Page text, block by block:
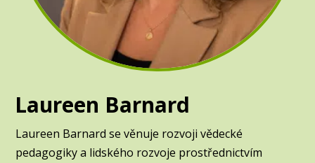
Laureen Barnard
Laureen Barnard se věnuje rozvoji vědecké
pedagogiky a lidského rozvoje prostřednictvím